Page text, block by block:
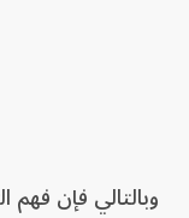
وبالتالي فإن فهم